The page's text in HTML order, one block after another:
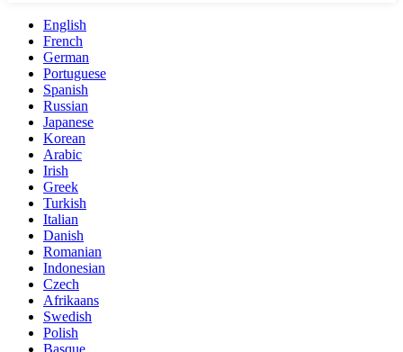
English
French
German
Portuguese
Spanish
Russian
Japanese
Korean
Arabic
Irish
Greek
Turkish
Italian
Danish
Romanian
Indonesian
Czech
Afrikaans
Swedish
Polish
Basque